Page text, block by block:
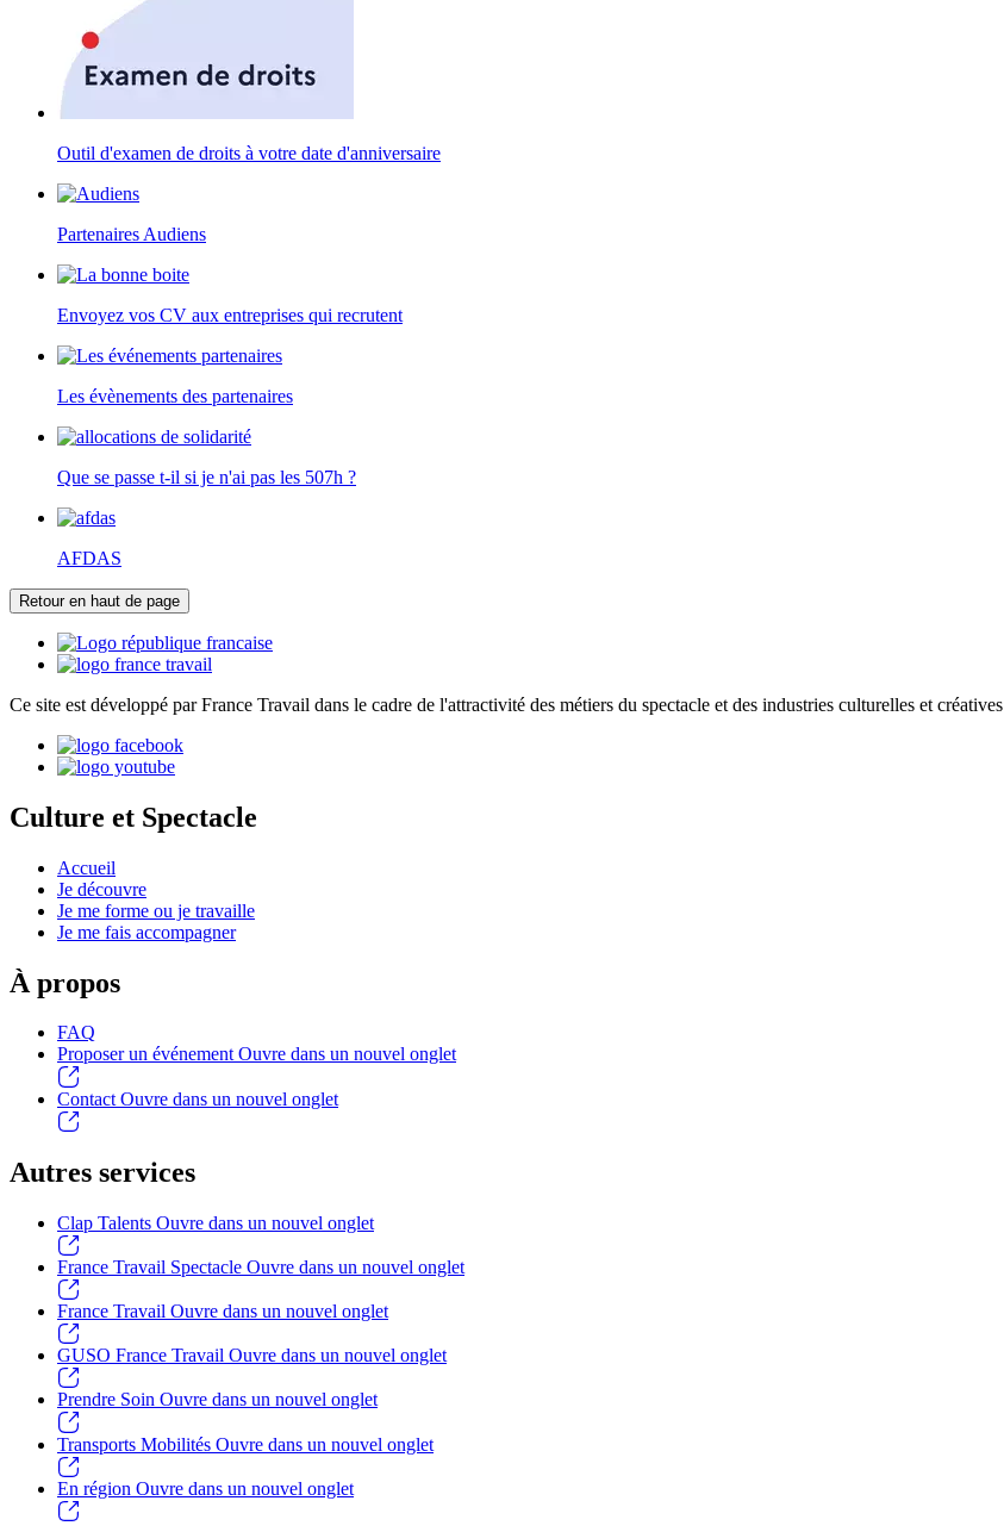
Outil d'examen de droits à votre date d'anniversaire
Partenaires Audiens
Envoyez vos CV aux entreprises qui recrutent
Les évènements des partenaires
Que se passe t-il si je n'ai pas les 507h ?
AFDAS
Retour en haut de page
Ce site est développé par France Travail dans le cadre de l'attractivité des métiers du spectacle et des industries culturelles et créatives
Culture et Spectacle
Accueil
Je découvre
Je me forme ou je travaille
Je me fais accompagner
À propos
FAQ
Proposer un événementOuvre dans un nouvel onglet
Contact Ouvre dans un nouvel onglet
Autres services
Clap Talents Ouvre dans un nouvel onglet
France Travail Spectacle Ouvre dans un nouvel onglet
France Travail Ouvre dans un nouvel onglet
GUSO France Travail Ouvre dans un nouvel onglet
Prendre Soin Ouvre dans un nouvel onglet
Transports Mobilités Ouvre dans un nouvel onglet
En région Ouvre dans un nouvel onglet